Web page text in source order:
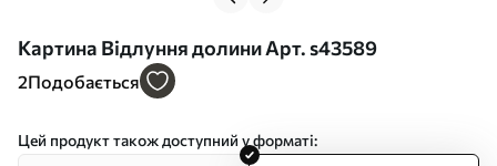
Картина Відлуння долини Арт. s43589
2Подобається
Цей продукт також доступний у форматі: